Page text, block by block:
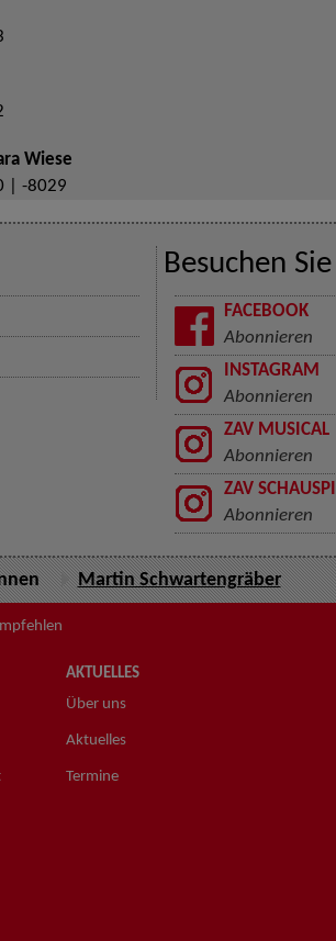
Wiese
| -8029
Besuchen
FACEBOOK
Abonnieren
INSTAGRAM
Abonnieren
ZAV MUSICAL
Abonnieren
ZAV
Abonnieren
Martin Schwartengräber
AKTUELLES
Über uns
Aktuelles
Termine